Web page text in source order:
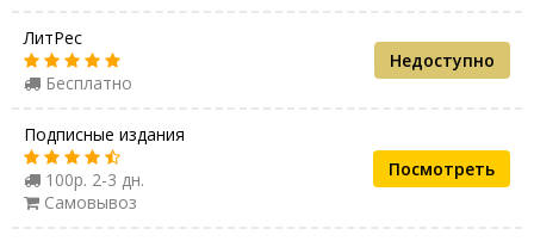
ЛитРес
Бесплатно
Недоступно
Подписные издания
100р. 2-3 дн.
Самовывоз
Посмотреть